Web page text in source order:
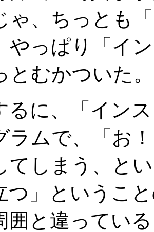
ゃ、ちっとも
やっぱり「イ
とむかついた。
に、「イン
ラムで、「お
てしまう、と
つ」というこ
囲と違ってい